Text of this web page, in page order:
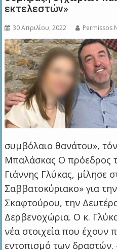
εκτελεστών»
30 Απριλίου, 2022 Permissos
συμβόλαιο θανάτου»,
Μπαλάσκας Ο πρόεδρος
Γιάννης Γλύκας, μίλησε
Σαββατοκύριακο» για
Σκαφτούρου, την
Δερβενοχώρια. Ο κ.
νέα στοιχεία που έχουν
εντοπισμό των